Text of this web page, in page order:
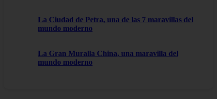
La Ciudad de Petra, una de las 7 maravillas del
mundo moderno
La Gran Muralla China, una maravilla del
mundo moderno